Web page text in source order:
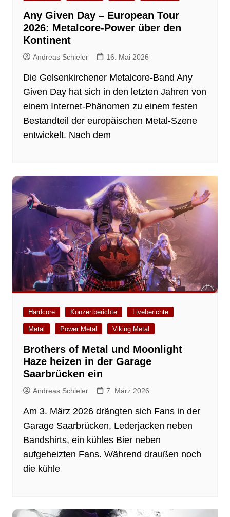
Any Given Day – European Tour
2026: Metalcore‑Power über den
Kontinent
Andreas Schieler 16. Mai 2026
Die Gelsenkirchener Metalcore‑Band Any
Given Day hat sich in den letzten Jahren von
einem Internet‑Phänomen zu einem festen
Bestandteil der europäischen Metal‑Szene
entwickelt. Nach dem
Hardcore Konzertberichte Liveberichte
Metal Power Metal Viking Metal
Brothers of Metal und Moonlight
Haze heizen in der Garage
Saarbrücken ein
Andreas Schieler 7. März 2026
Am 3. März 2026 drängten sich Fans in der
Garage Saarbrücken, Lederjacken neben
Bandshirts, ein kühles Bier neben
aufgeheizten Fans. Während draußen noch
die kühle